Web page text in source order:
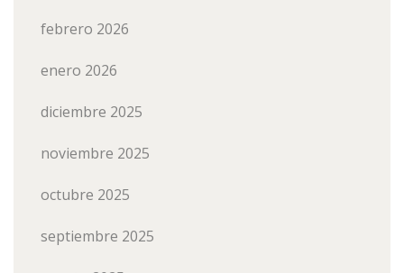
febrero 2026
enero 2026
diciembre 2025
noviembre 2025
octubre 2025
septiembre 2025